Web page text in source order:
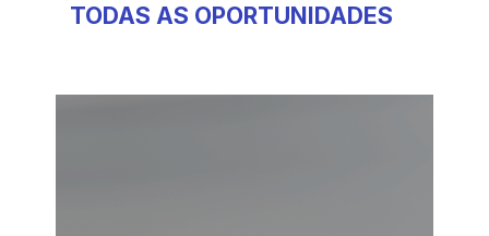
TODAS AS OPORTUNIDADES